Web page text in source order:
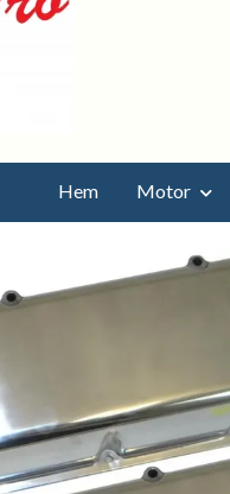
Hem Motor